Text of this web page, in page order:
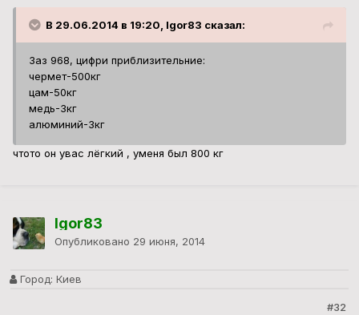
В 29.06.2014 в 19:20, Igor83 сказал:
Заз 968, цифри приблизительние:
чермет-500кг
цам-50кг
медь-3кг
алюминий-3кг
чтото он увас лёгкий , уменя был 800 кг
Igor83
Опубликовано 29 июня, 2014
Город: Киев
#32